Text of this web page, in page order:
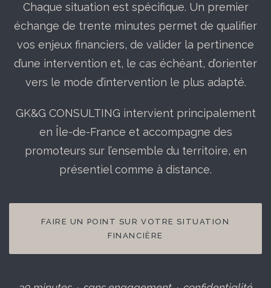
Chaque situation est spécifique. Un premier
échange de trente minutes permet de qualifier
vos enjeux financiers, de valider la pertinence
d’une intervention et, le cas échéant, d’orienter
vers le mode d’intervention le plus adapté.
GK&G CONSULTING intervient principalement
en Île-de-France et accompagne des
promoteurs sur l’ensemble du territoire, en
présentiel comme à distance.
FAIRE UN POINT SUR VOTRE SITUATION
FINANCIÈRE